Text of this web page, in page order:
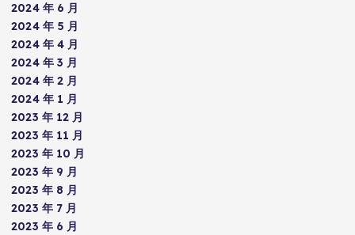
2024 年 6 月
2024 年 5 月
2024 年 4 月
2024 年 3 月
2024 年 2 月
2024 年 1 月
2023 年 12 月
2023 年 11 月
2023 年 10 月
2023 年 9 月
2023 年 8 月
2023 年 7 月
2023 年 6 月